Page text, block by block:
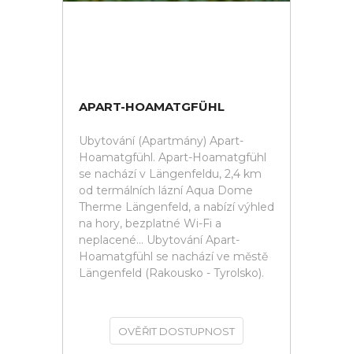
APART-HOAMATGFÜHL
Ubytování (Apartmány) Apart-
Hoamatgfühl. Apart-Hoamatgfühl
se nachází v Längenfeldu, 2,4 km
od termálních lázní Aqua Dome
Therme Längenfeld, a nabízí výhled
na hory, bezplatné Wi-Fi a
neplacené... Ubytování Apart-
Hoamatgfühl se nachází ve městě
Längenfeld (Rakousko - Tyrolsko).
OVĚŘIT DOSTUPNOST